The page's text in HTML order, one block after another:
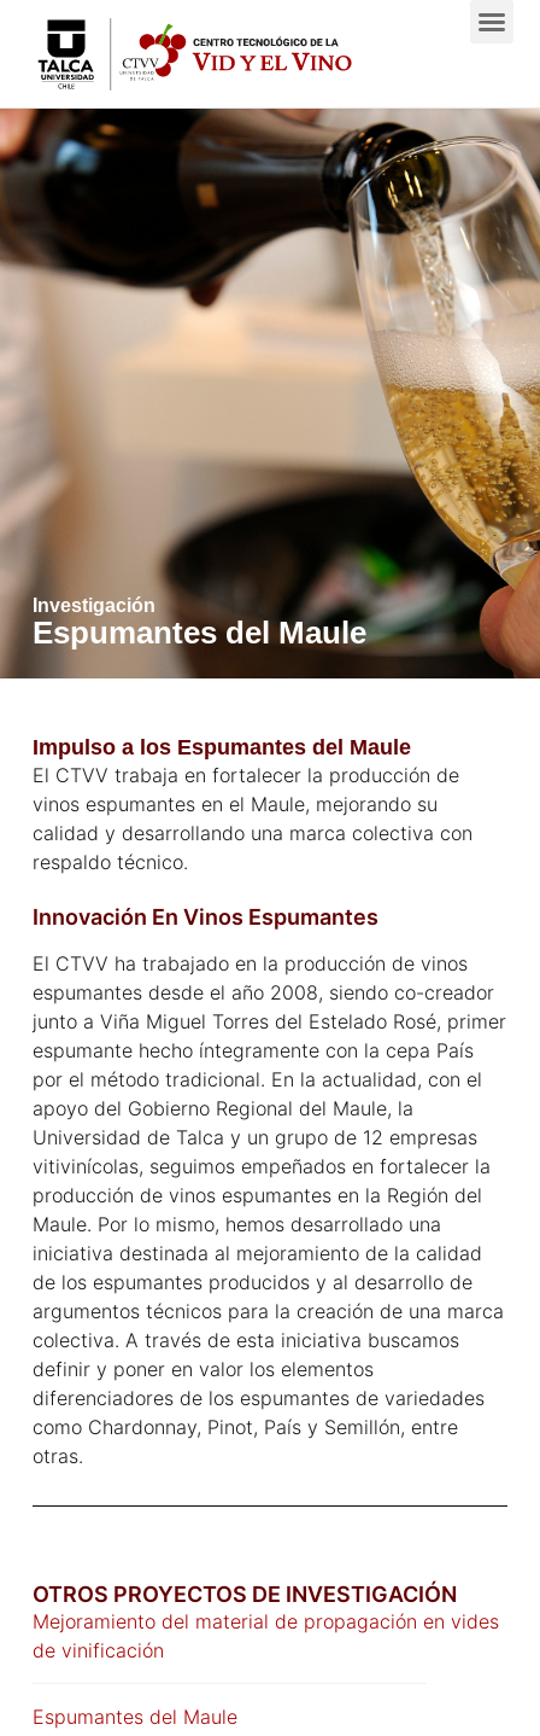
Investigación
Espumantes del Maule
Impulso a los Espumantes del Maule
El CTVV trabaja en fortalecer la producción de
vinos espumantes en el Maule, mejorando su
calidad y desarrollando una marca colectiva con
respaldo técnico.
Innovación En Vinos Espumantes
El CTVV ha trabajado en la producción de vinos
espumantes desde el año 2008, siendo co-creador
junto a Viña Miguel Torres del Estelado Rosé, primer
espumante hecho íntegramente con la cepa País
por el método tradicional. En la actualidad, con el
apoyo del Gobierno Regional del Maule, la
Universidad de Talca y un grupo de 12 empresas
vitivinícolas, seguimos empeñados en fortalecer la
producción de vinos espumantes en la Región del
Maule. Por lo mismo, hemos desarrollado una
iniciativa destinada al mejoramiento de la calidad
de los espumantes producidos y al desarrollo de
argumentos técnicos para la creación de una marca
colectiva. A través de esta iniciativa buscamos
definir y poner en valor los elementos
diferenciadores de los espumantes de variedades
como Chardonnay, Pinot, País y Semillón, entre
otras.
OTROS PROYECTOS DE INVESTIGACIÓN
Mejoramiento del material de propagación en vides
de vinificación
Espumantes del Maule